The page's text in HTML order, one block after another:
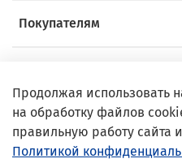
Покупателям
Выгодные предложения
Продолжая использовать
на обработку файлов
правильную работу сайта
Политикой